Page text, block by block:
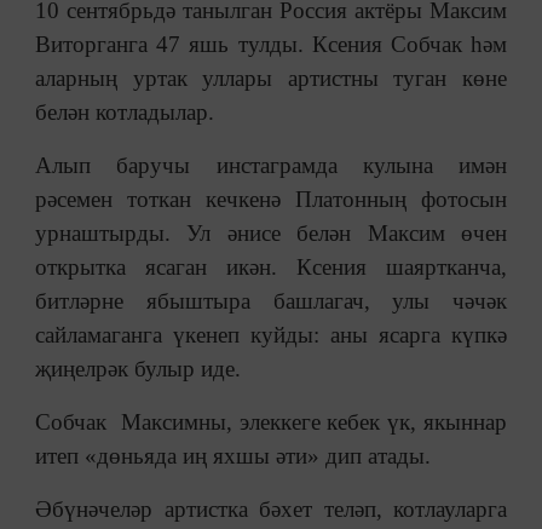
10 сентябрьдә танылган Россия актёры Максим
Виторганга 47 яшь тулды. Ксения Собчак һәм
аларның уртак уллары артистны туган көне
белән котладылар.
Алып баручы инстаграмда кулына имән
рәсемен тоткан кечкенә Платонның фотосын
урнаштырды. Ул әнисе белән Максим өчен
открытка ясаган икән. Ксения шаяртканча,
битләрне ябыштыра башлагач, улы чәчәк
сайламаганга үкенеп куйды: аны ясарга күпкә
җиңелрәк булыр иде.
Собчак Максимны, элеккеге кебек үк, якыннар
итеп «дөньяда иң яхшы әти» дип атады.
Әбүнәчеләр артистка бәхет теләп, котлауларга